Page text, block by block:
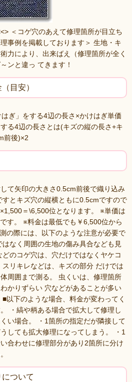
＜コゲ穴のあえて修理箇所が目立ち
事例を掲載しております＞ 生地・キ
力により、出来ばえ（修理箇所が全く
ンと違っ てきます！
目安）
ぎ」をする4辺の長さ×かけはぎ単価
る4辺の長さとは(キズの縦の長さ+キ
前後)×2
して矢印の大きさ0.5cm前後で織り込み
すとキズ穴の縦横ともに0.5cmですので
＝\6,500位となります。 ※単価は
す。 ※料金は最低でも￥6,500位から
の際には、以下のような注意が必要で
なく周囲の生地の傷み具合なども見
どのコゲ穴は、穴だけではなくヤケコ
リキレなどは、キズの部分 だけでは
周囲まで測る。 虫くいは、修理箇所
かりずらい 穴などがあることが多い
以下のような場合、料金が変わってく
・縞や柄ある場合で拡大して修理し
い場合。 ・1箇所の指定だが隣接して
しても拡大修理になってしまう。 ・1
合わせに修理部分があり2箇所に分け
について